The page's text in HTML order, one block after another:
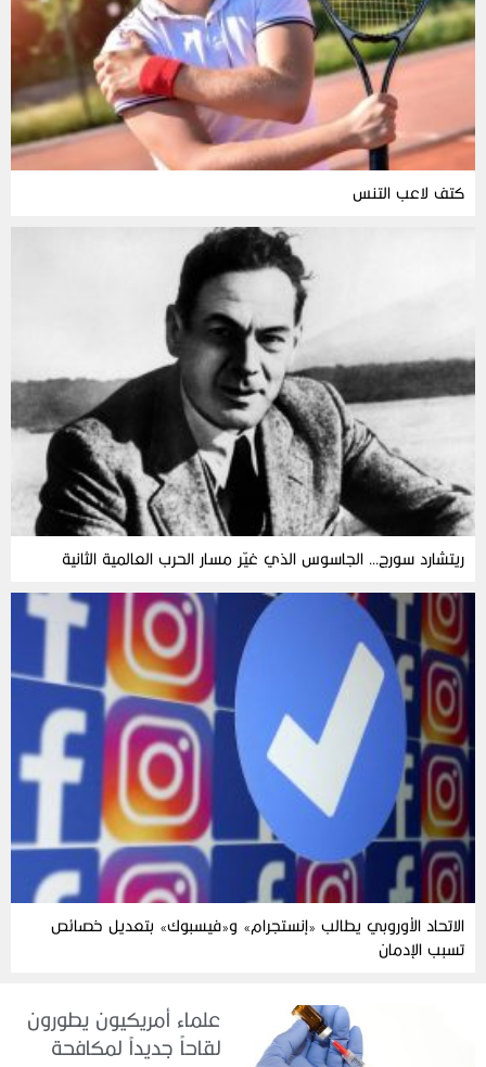
كتف لاعب التنس
ريتشارد سورج… الجاسوس الذي غيّر مسار الحرب العالمية الثانية
الاتحاد الأوروبي يطالب «إنستجرام» و«فيسبوك» بتعديل خصائص
تسبب الإدمان
علماء أمريكيون يطورون
لقاحاً جديداً لمكافحة